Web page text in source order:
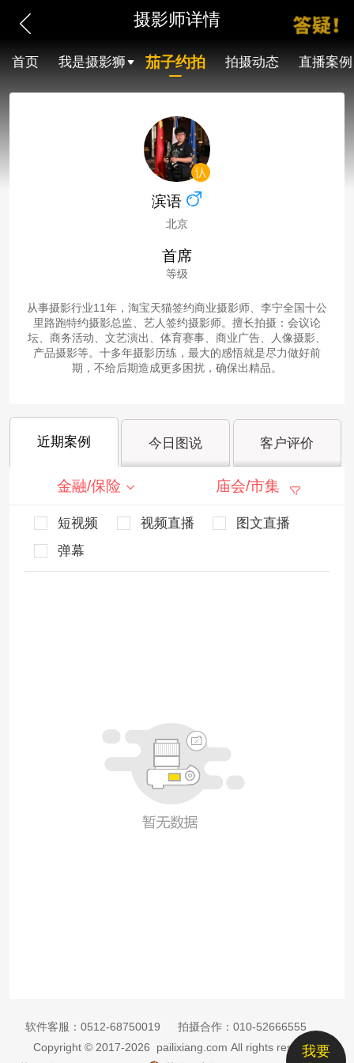
摄影师详情
首页 我是摄影狮 茄子约拍 拍摄动态 直播案例
滨语
北京
首席
等级
从事摄影行业11年，淘宝天猫签约商业摄影师、李宁全国十公
里路跑特约摄影总监、艺人签约摄影师。擅长拍摄：会议论
坛、商务活动、文艺演出、体育赛事、商业广告、人像摄影、
产品摄影等。十多年摄影历练，最大的感悟就是尽力做好前
期，不给后期造成更多困扰，确保出精品。
近期案例 今日图说 客户评价
金融/保险 庙会/市集
短视频 视频直播
图文直播
弹幕
我要
软件客服： 0512-68750019 拍摄合作： 010-52666555
Copyright © 2017-2026 pailixiang.com All rights reserved